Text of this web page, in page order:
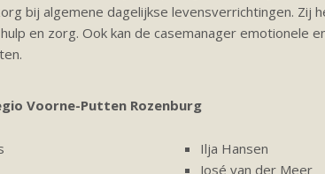
bij algemene dagelijkse levensverrichtingen. Zij
en zorg. Ook kan de casemanager emotionele
Voorne-Putten Rozenburg
Ilja Hansen
José van der Meer